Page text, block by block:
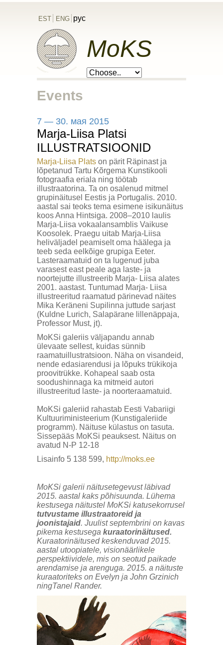
EST ENG рус
MoKS
Events
7 — 30. мая 2015
Marja-Liisa Platsi
ILLUSTRATSIOONID
Marja-Liisa Plats on pärit Räpinast ja
lõpetanud Tartu Kõrgema Kunstikooli
fotograafia eriala ning töötab
illustraatorina. Ta on osalenud mitmel
grupinäitusel Eestis ja Portugalis. 2010.
aastal sai teoks tema esimene isikunäitus
koos Anna Hintsiga. 2008–2010 laulis
Marja-Liisa vokaalansamblis Vaikuse
Koosolek. Praegu uitab Marja-Liisa
heliväljadel peamiselt oma häälega ja
teeb seda eelkõige grupiga Eeter.
Lasteraamatuid on ta lugenud juba
varasest east peale aga laste- ja
noortejutte illustreerib Marja- Liisa alates
2001. aastast. Tuntumad Marja- Liisa
illustreeritud raamatud pärinevad näites
Mika Keräneni Supilinna juttude sarjast
(Kuldne Lurich, Salapärane lillenäppaja,
Professor Must, jt).
MoKSi galeriis väljapandu annab
ülevaate sellest, kuidas sünnib
raamatuillustratsioon. Näha on visandeid,
nende edasiarendusi ja lõpuks trükikoja
proovitrükke. Kohapeal saab osta
soodushinnaga ka mitmeid autori
illustreeritud laste- ja noorteraamatuid.
MoKSi galeriid rahastab Eesti Vabariigi
Kultuuriministeerium (Kunstigaleriide
programm). Näituse külastus on tasuta.
Sissepääs MoKSi peauksest. Näitus on
avatud N-P 12-18
Lisainfo 5 138 599, http://moks.ee
MoKSi galerii näitusetegevust läbivad
2015. aastal kaks põhisuunda. Lühema
kestusega näitustel MoKSi katusekorrusel
tutvustame illustraatoreid ja
joonistajaid. Juulist septembrini on kavas
pikema kestusega kuraatorinäitused.
Kuraatorinäitused keskenduvad 2015.
aastal utoopiatele, visionäärlikele
perspektiividele, mis on seotud paikade
arendamise ja arenguga. 2015. a näituste
kuraatoriteks on Evelyn ja John Grzinich
ningTanel Rander.